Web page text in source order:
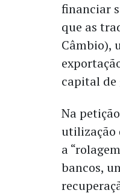
financiar
que as
Câmbio),
capital de
Na
utilização
a
bancos,